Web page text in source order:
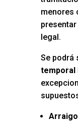
menores
legal.
Se podrá
temporal